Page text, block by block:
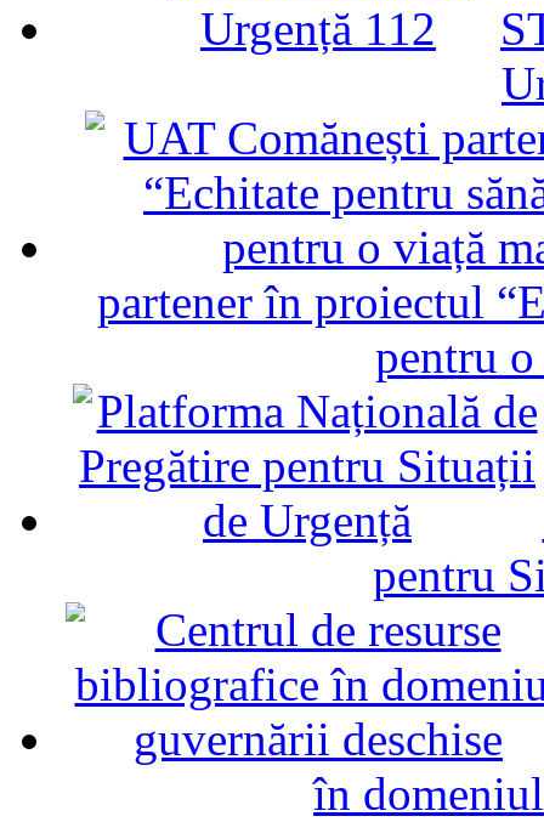
partener în proiectul
pentru
pentru
în